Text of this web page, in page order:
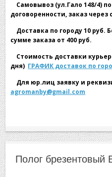
Самовывоз (ул.Гало 148/4)
договоренности, заказ через
Доставка по городу 10 руб.
сумме заказа от 400 руб.
Стоимость доставки
дня) ГРАФИК доставок по
Для юр.лиц заявку и
agromanby@gmail.com
Полог брезентовый